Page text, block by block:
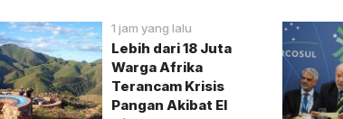
1 jam yang lalu
Lebih dari 18 Juta
Warga Afrika
Terancam Krisis
Pangan Akibat El